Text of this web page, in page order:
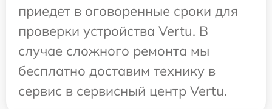
приедет в оговоренные сроки для
проверки устройства Vertu. В
случае сложного ремонта мы
бесплатно доставим технику в
сервис в сервисный центр Vertu.